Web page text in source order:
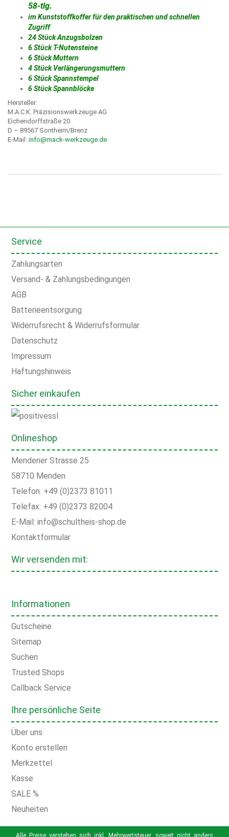
58-tlg.
im Kunststoffkoffer für den praktischen und schnellen
Zugriff
24 Stück Anzugsbolzen
6 Stück T-Nutensteine
6 Stück Muttern
4 Stück Verlängerungsmuttern
6 Stück Spannstempel
6 Stück Spannblöcke
Hersteller:
M.A.C.K. Präzisionswerkzeuge AG
Eichendorffstraße 20
D – 89567 Sontheim/Brenz
E-Mail: info@mack-werkzeuge.de
Service
Zahlungsarten
Versand- & Zahlungsbedingungen
AGB
Batterieentsorgung
Widerrufsrecht & Widerrufsformular
Datenschutz
Impressum
Haftungshinweis
Sicher einkaufen
Onlineshop
Mendener Strasse 25
58710 Menden
Telefon: +49 (0)2373 81011
Telefax: +49 (0)2373 82004
E-Mail: info@schultheis-shop.de
Kontaktformular
Wir versenden mit:
Informationen
Gutscheine
Sitemap
Suchen
Trusted Shops
Callback Service
Ihre persönliche Seite
Über uns
Konto erstellen
Merkzettel
Kasse
SALE %
Neuheiten